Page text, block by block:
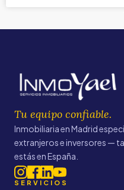
Tu equipo confiable.
Inmobiliaria en Madrid
extranjeros e inversores —
estás en España.
SERVICIOS